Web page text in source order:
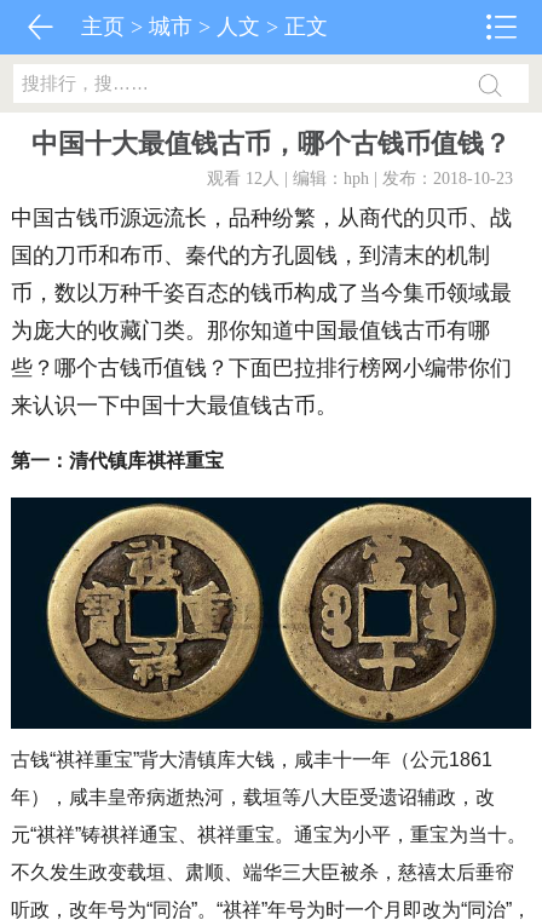
主页 >城市 > 人文 > 正文
中国十大最值钱古币，哪个古钱币值钱？
观看 12人 | 编辑：hph | 发布：2018-10-23
中国古钱币源远流长，品种纷繁，从商代的贝币、战
国的刀币和布币、秦代的方孔圆钱，到清末的机制
币，数以万种千姿百态的钱币构成了当今集币领域最
为庞大的收藏门类。那你知道中国最值钱古币有哪
些？哪个古钱币值钱？下面巴拉排行榜网小编带你们
来认识一下中国十大最值钱古币。
第一：清代镇库祺祥重宝
古钱“祺祥重宝”背大清镇库大钱，咸丰十一年（公元1861
年），咸丰皇帝病逝热河，载垣等八大臣受遗诏辅政，改
元“祺祥”铸祺祥通宝、祺祥重宝。通宝为小平，重宝为当十。
不久发生政变载垣、肃顺、端华三大臣被杀，慈禧太后垂帘
听政，改年号为“同治”。“祺祥”年号为时一个月即改为“同治”，